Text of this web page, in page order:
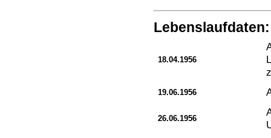
Lebenslaufdaten:
18.04.1956
19.06.1956
26.06.1956